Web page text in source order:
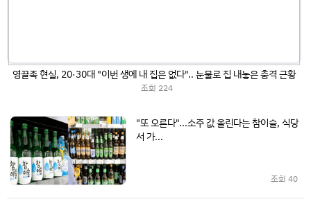
영끌족 현실, 20·30대 "이번 생에 내 집은 없다".. 눈물로 집 내놓은 충격 근황
조회 224
"또 오른다"...소주 값 올린다는 참이슬, 식당
서 가...
조회 40